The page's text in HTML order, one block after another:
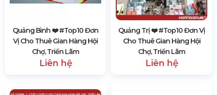
Quảng Bình ❤️️ #top10 Đơn
Vị Cho Thuê Gian Hàng Hội
Chợ, Triển Lãm
Liên hệ
Quảng Trị ❤️️ #top10 Đơn Vị
Cho Thuê Gian Hàng Hội
Chợ, Triển Lãm
Liên hệ